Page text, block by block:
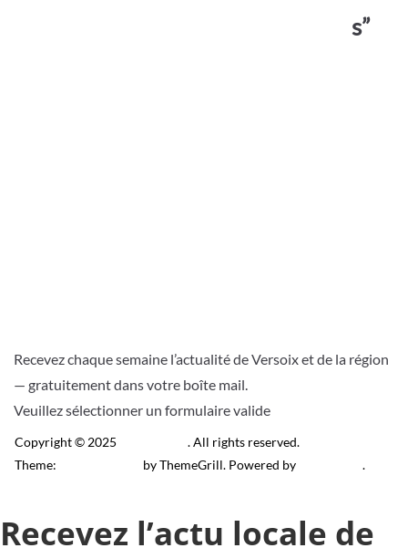
s”
Recevez chaque semaine l’actualité de Versoix et de la région
— gratuitement dans votre boîte mail.
Veuillez sélectionner un formulaire valide
Copyright © 2025
. All rights reserved.
Theme:
by ThemeGrill. Powered by .
Recevez l’actu locale de